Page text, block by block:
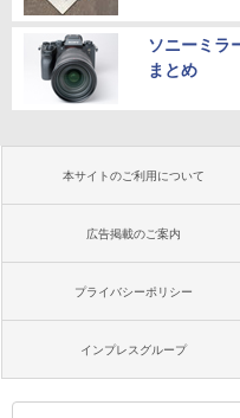
ソニーミラ
まとめ
本サイトのご利用について
広告掲載のご案内
プライバシーポリシー
インプレスグループ